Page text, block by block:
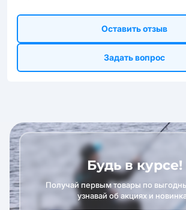
Оставить отзыв
Задать вопрос
Будь в курсе!
Получай первым товары по
узнавай об акциях и